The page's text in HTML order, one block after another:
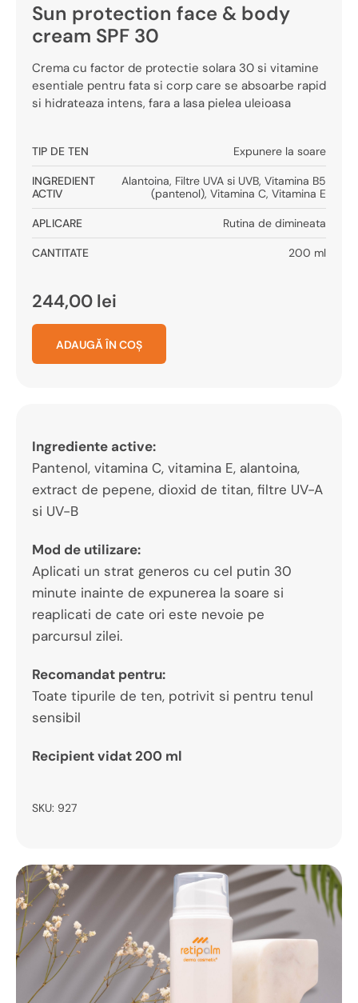
Sun protection face & body
cream SPF 30
Crema cu factor de protectie solara 30 si vitamine
esentiale pentru fata si corp care se absoarbe rapid
si hidrateaza intens, fara a lasa pielea uleioasa
TIP DE TEN Expunere la soare
INGREDIENT
ACTIV
Alantoina, Filtre UVA si UVB, Vitamina B5
(pantenol), Vitamina C, Vitamina E
APLICARE Rutina de dimineata
CANTITATE 200 ml
244,00 lei
ADAUGĂ ÎN COȘ
Ingrediente active:
Pantenol, vitamina C, vitamina E, alantoina,
extract de pepene, dioxid de titan, filtre UV-A
si UV-B
Mod de utilizare:
Aplicati un strat generos cu cel putin 30
minute inainte de expunerea la soare si
reaplicati de cate ori este nevoie pe
parcursul zilei.
Recomandat pentru:
Toate tipurile de ten, potrivit si pentru tenul
sensibil
Recipient vidat 200 ml
SKU: 927